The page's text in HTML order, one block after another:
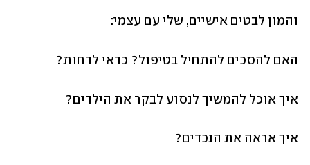
והמון לבטים אישיים, שלי עם עצמי:
האם להסכים להתחיל בטיפול? כדאי לדחות?
איך אוכל להמשיך לנסוע לבקר את הילדים?
איך אראה את הנכדים?